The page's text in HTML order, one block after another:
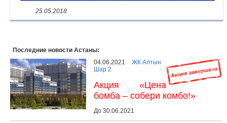
25.05.2018
Последние новости Астаны:
04.06.2021
ЖК Алтын
Шар 2
Акция «Цена
бомба – собери комбо!»
До 30.06.2021